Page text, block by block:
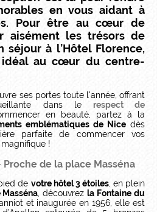
en vous aidant à
Pour être au cœur de
aisément les trésors de
séjour à l’Hôtel Florence,
au cœur du centre-
ses portes toute l'année, offrant
dans le respect de
en beauté, partez à la
emblématiques de Nice dès
parfaite de commencer vos
!
de la place Masséna
de votre hôtel 3 étoiles, en plein
Masséna , découvrez la Fontaine du
et inaugurée en 1956, elle est